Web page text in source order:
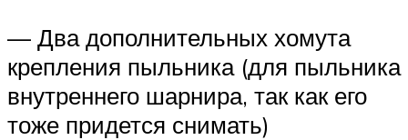
— Два дополнительных хомута
крепления пыльника (для пыльника
внутреннего шарнира, так как его
тоже придется снимать)